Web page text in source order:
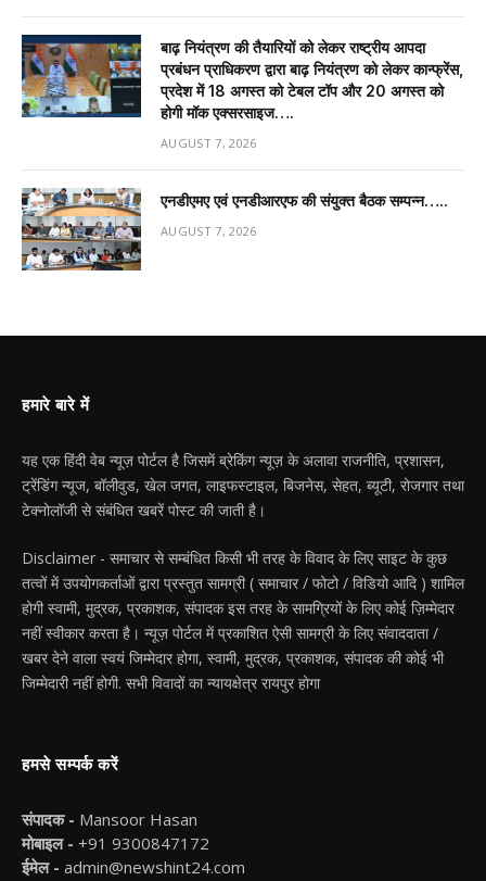
बाढ़ नियंत्रण की तैयारियों को लेकर राष्ट्रीय आपदा
प्रबंधन प्राधिकरण द्वारा बाढ़ नियंत्रण को लेकर कान्फ्रेंस,
प्रदेश में 18 अगस्त को टेबल टॉप और 20 अगस्त को
होगी मॉक एक्सरसाइज….
AUGUST 7, 2026
एनडीएमए एवं एनडीआरएफ की संयुक्त बैठक सम्पन्न…..
AUGUST 7, 2026
हमारे बारे में
यह एक हिंदी वेब न्यूज़ पोर्टल है जिसमें ब्रेकिंग न्यूज़ के अलावा राजनीति, प्रशासन,
ट्रेंडिंग न्यूज, बॉलीवुड, खेल जगत, लाइफस्टाइल, बिजनेस, सेहत, ब्यूटी, रोजगार तथा
टेक्नोलॉजी से संबंधित खबरें पोस्ट की जाती है।
Disclaimer - समाचार से सम्बंधित किसी भी तरह के विवाद के लिए साइट के कुछ
तत्वों में उपयोगकर्ताओं द्वारा प्रस्तुत सामग्री ( समाचार / फोटो / विडियो आदि ) शामिल
होगी स्वामी, मुद्रक, प्रकाशक, संपादक इस तरह के सामग्रियों के लिए कोई ज़िम्मेदार
नहीं स्वीकार करता है। न्यूज़ पोर्टल में प्रकाशित ऐसी सामग्री के लिए संवाददाता /
खबर देने वाला स्वयं जिम्मेदार होगा, स्वामी, मुद्रक, प्रकाशक, संपादक की कोई भी
जिम्मेदारी नहीं होगी. सभी विवादों का न्यायक्षेत्र रायपुर होगा
हमसे सम्पर्क करें
संपादक - Mansoor Hasan
मोबाइल - +91 9300847172
ईमेल - admin@newshint24.com